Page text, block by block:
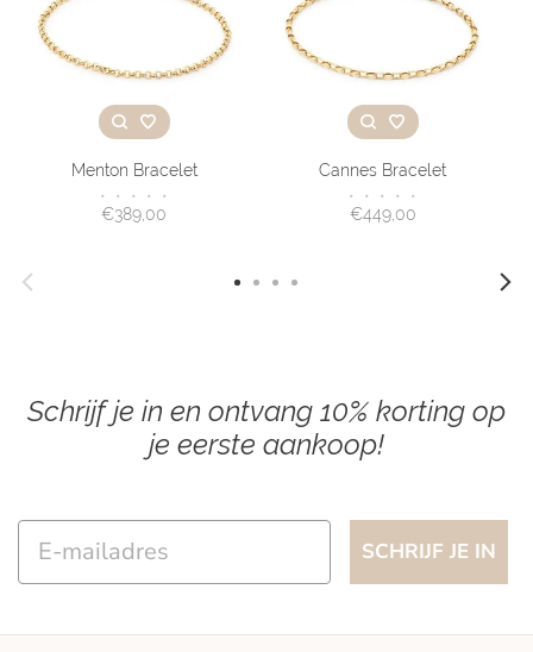
Menton Bracelet
• • • • •
€389,00
Cannes Bracelet
• • • • •
€449,00
Schrijf je in en ontvang 10% korting op
je eerste aankoop!
Email
SCHRIJF JE IN